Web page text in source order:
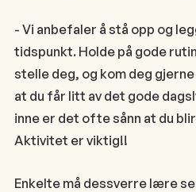
- Vi anbefaler å stå opp og
tidspunkt. Holde på gode
stelle deg, og kom deg
at du får litt av det gode
inne er det ofte sånn at du
Aktivitet er viktig!!
Enkelte må dessverre lære